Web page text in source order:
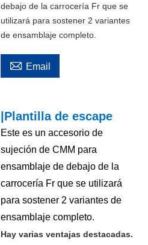
debajo de la carrocería Fr que se
utilizará para sostener 2 variantes
de ensamblaje completo.
 Email
|Plantilla de escape
Este es un accesorio de
sujeción de CMM para
ensamblaje de debajo de la
carrocería Fr que se utilizará
para sostener 2 variantes de
ensamblaje completo.
Hay varias ventajas destacadas.